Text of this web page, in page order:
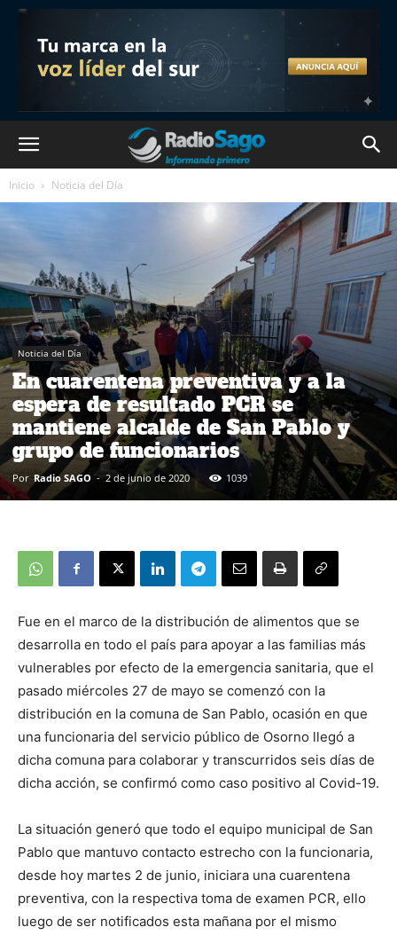
Inicio Noticia del Día
Noticia del Día
En cuarentena preventiva y a la
espera de resultado PCR se
mantiene alcalde de San Pablo y
grupo de funcionarios
Por Radio SAGO - 2 de junio de 2020 1039
Fue en el marco de la distribución de alimentos que se
desarrolla en todo el país para apoyar a las familias más
vulnerables por efecto de la emergencia sanitaria, que el
pasado miércoles 27 de mayo se comenzó con la
distribución en la comuna de San Pablo, ocasión en que
una funcionaria del servicio público de Osorno llegó a
dicha comuna para colaborar y transcurridos seis días de
dicha acción, se confirmó como caso positivo al Covid-19.
La situación generó que todo el equipo municipal de San
Pablo que mantuvo contacto estrecho con la funcionaria,
desde hoy martes 2 de junio, iniciara una cuarentena
preventiva, con la respectiva toma de examen PCR, ello
luego de ser notificados esta mañana por el mismo